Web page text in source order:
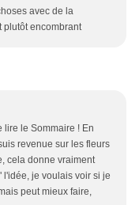
avec de la
plutôt encombrant
lire le Sommaire ! En
revenue sur les fleurs
cela donne vraiment
l'idée, je voulais voir si je
peut mieux faire,